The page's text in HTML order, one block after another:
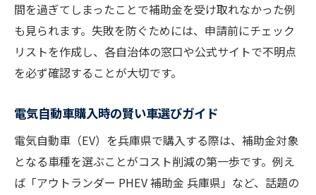
間を過ぎてしまったことで補助金を受け取れなかった例
も見られます。失敗を防ぐためには、申請前にチェック
リストを作成し、各自治体の窓口や公式サイトで不明点
を必ず確認することが大切です。
電気自動車購入時の賢い車選びガイド
電気自動車（EV）を兵庫県で購入する際は、補助金対象
となる車種を選ぶことがコスト削減の第一歩です。例え
ば「アウトランダー PHEV 補助金 兵庫県」など、話題の